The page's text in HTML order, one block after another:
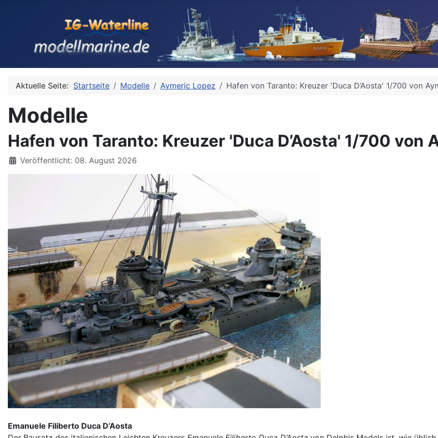
Aktuelle Seite: Startseite Modelle Aymeric Lopez Hafen von Taranto: Kreuzer 'Duca D’Aosta' 1/700 von
Modelle
Hafen von Taranto: Kreuzer 'Duca D’Aosta' 1/700 von
Details
Veröffentlicht: 08. August 2026
Emanuele Filiberto Duca D’Aosta